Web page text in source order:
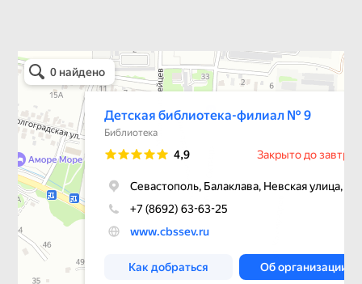
Детская библиотека-филиал № 9
Библиотека в Севастополе